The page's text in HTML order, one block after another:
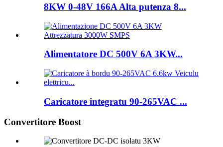
8KW 0-48V 166A Alta putenza 8...
Alimentatore DC 500V 6A 3KW...
Caricatore integratu 90-265VAC ...
Convertitore Boost